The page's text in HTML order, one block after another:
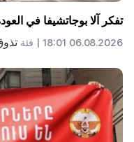
تفكر آلا بوجاتشيفا في
06.08.2026 18:01 | فئة